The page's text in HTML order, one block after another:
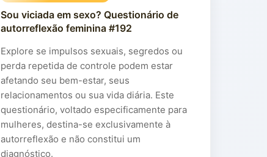
Sou viciada em sexo? Questionário de
autorreflexão feminina #192
Explore se impulsos sexuais, segredos ou
perda repetida de controle podem estar
afetando seu bem-estar, seus
relacionamentos ou sua vida diária. Este
questionário, voltado especificamente para
mulheres, destina-se exclusivamente à
autorreflexão e não constitui um
diagnóstico.